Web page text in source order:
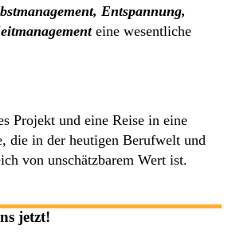
Entspannung,
eine wesentliche
Projekt und eine Reise in eine
die in der heutigen Berufwelt und
von unschätzbarem Wert ist.
jetzt!